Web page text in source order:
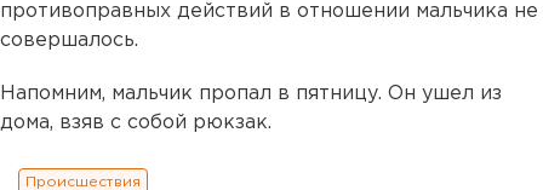
противоправных действий в отношении мальчика не
совершалось.
Напомним, мальчик пропал в пятницу. Он ушел из
дома, взяв с собой рюкзак.
Происшествия